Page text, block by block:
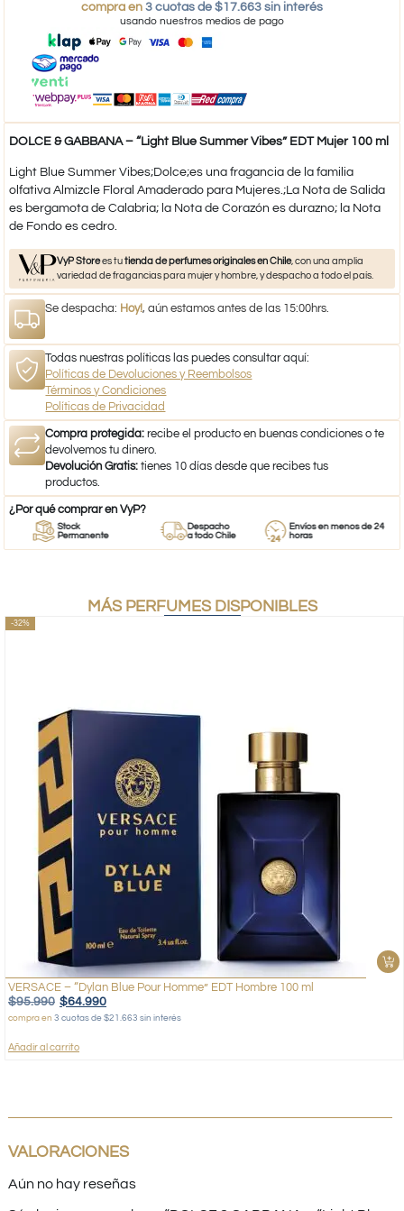
compra en 3 cuotas de $17.663 sin interés
usando nuestros medios de pago
DOLCE & GABBANA – “Light Blue Summer Vibes” EDT Mujer 100 ml
Light Blue Summer Vibes;Dolce;es una fragancia de la familia
olfativa Almizcle Floral Amaderado para Mujeres.;La Nota de Salida
es bergamota de Calabria; la Nota de Corazón es durazno; la Nota
de Fondo es cedro.
VyP Storees tutienda de perfumes originales en Chile, con una amplia
variedad de fragancias para mujer y hombre, y despacho a todo el país.
Se despacha: Hoy!, aún estamos antes de las 15:00hrs.
Todas nuestras políticas las puedes consultar aquí:
Políticas de Devoluciones y Reembolsos
Términos y Condiciones
Políticas de Privacidad
Compra protegida: recibe el producto en buenas condiciones o te
devolvemos tu dinero.
Devolución Gratis: tienes 10 días desde que recibes tus
productos.
¿Por qué comprar en VyP?
Stock
Permanente
Despacho
a todo Chile
Envíos en menos de 24
horas
MÁS PERFUMES DISPONIBLES
-32%
VERSACE – “Dylan Blue Pour Homme” EDT Hombre 100 ml
$95.990 $64.990
compra en 3 cuotas de $21.663 sin interés
Añadir al carrito
VALORACIONES
Aún no hay reseñas